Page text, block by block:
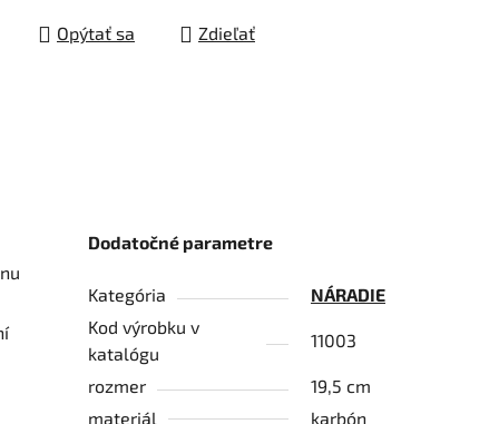
Opýtať sa Zdieľať
Dodatočné parametre
Kategória
NÁRADIE
Kod výrobku v
katalógu
11003
rozmer
19,5 cm
materiál
karbón